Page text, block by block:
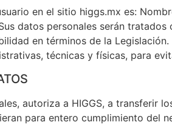
en el sitio higgs.mx es:
datos personales serán
en términos de la
técnicas y físicas, para
autoriza a HIGGS, a transferir
para entero cumplimiento